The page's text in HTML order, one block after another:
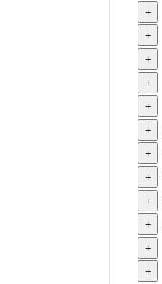
+
+
+
+
+
+
+
+
+
+
+
+